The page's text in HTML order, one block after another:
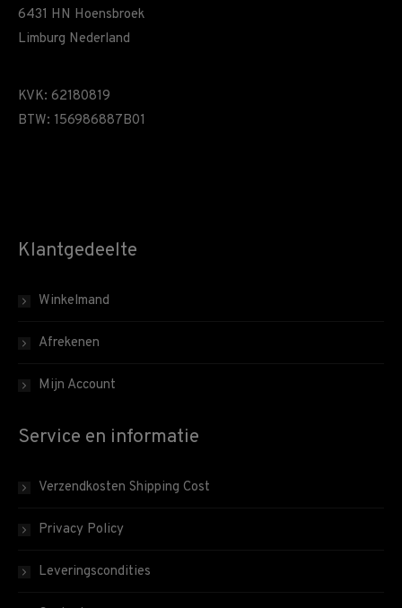
6431 HN Hoensbroek
Limburg Nederland
KVK: 62180819
BTW: 156986887B01
Klantgedeelte
Winkelmand
Afrekenen
Mijn Account
Service en informatie
Verzendkosten Shipping Cost
Privacy Policy
Leveringscondities